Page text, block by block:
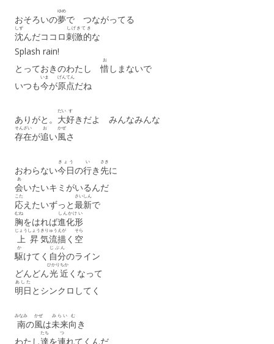
おそろいの夢
ゆめ
で つながってる
沈
しず
んだココロ刺激的
しげきてき
な
Splash rain!
とっておきのわたし惜
お
しまないで
いつも今
いま
が原点
げんてん
だね
ありがと。 大
だい
好
す
きだよ みんなみんな
存在
そんざい
が追
お
い風
かぜ
さ
おわらない今日
きょう
の行
い
き 先
さき
に
会
あ
いたいキミがいるんだ
応
こた
えたいずっと最新
さいしん
で
胸
むね
をはれば進化形
しんかけい
上昇
じょうしょう
気流
きりゅう
描
えが
く 空
そら
駆
か
けてく 自分
じぶん
のライン
どんどん光
ひかり
近
ちか
くなって
明日
あした
とシンクロしてく
南
みなみ
の風
かぜ
は未来
みらい
向
む
き
わたし達
たち
を連
つ
れてくんだ